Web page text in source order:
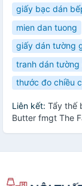
giấy bạc dán
mien dan tuong
giấy dán tường
tranh dán tường
thước đo chiều
Liên kết: Tẩy thế
Butter fmgt The